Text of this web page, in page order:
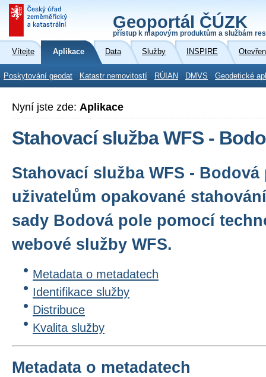
Geoportál ČÚZK
přístup k mapovým produktům a službám
Vítejte Aplikace Data Služby INSPIRE
Poskytování geodat Katastr nemovitostí RÚIAN DMVS Geodetické
Nyní jste zde: Aplikace
Stahovací služba WFS -
Stahovací služba WFS -
uživatelům opakované
sady Bodová pole pomocí
webové služby WFS.
Metadata o metadatech
Identifikace služby
Distribuce
Kvalita služby
Metadata o metadatech